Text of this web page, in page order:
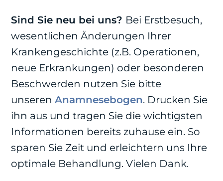
Sind Sie neu bei uns? Bei Erstbesuch,
wesentlichen Änderungen Ihrer
Krankengeschichte (z.B. Operationen,
neue Erkrankungen) oder besonderen
Beschwerden nutzen Sie bitte
unserenAnamnesebogen. Drucken Sie
ihn aus und tragen Sie die wichtigsten
Informationen bereits zuhause ein. So
sparen Sie Zeit und erleichtern uns Ihre
optimale Behandlung. Vielen Dank.